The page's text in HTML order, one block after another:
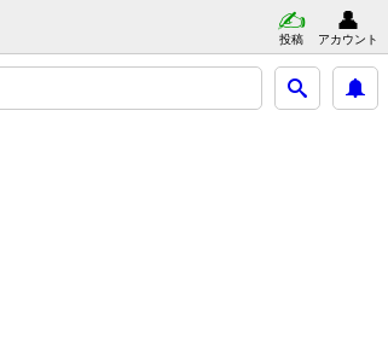
投稿 アカウント